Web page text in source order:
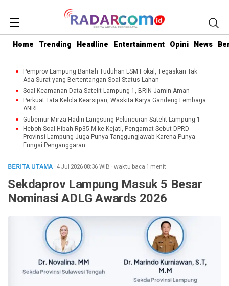
Home Trending Headline Entertainment Opini News
Pemprov Lampung Bantah Tuduhan LSM Fokal, Tegaskan Tak
Ada Surat yang Bertentangan Soal Status Lahan
Soal Keamanan Data Satelit Lampung-1, BRIN Jamin Aman
Perkuat Tata Kelola Kearsipan, Waskita Karya Gandeng Lembaga
ANRI
Gubernur Mirza Hadiri Langsung Peluncuran Satelit Lampung-1
Heboh Soal Hibah Rp35 M ke Kejati, Pengamat Sebut DPRD
Provinsi Lampung Juga Punya Tanggungjawab Karena Punya
Fungsi Penganggaran
BERITA UTAMA · 4 Jul 202608:36WIB ·waktu baca 1 menit
Sekdaprov Lampung Masuk 5 Besar
Nominasi ADLG Awards 2026